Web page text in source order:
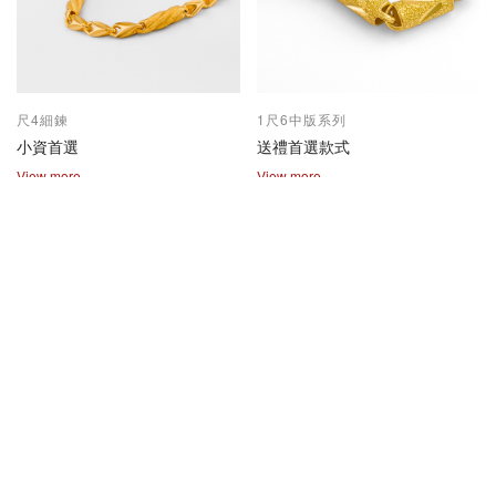
尺4細鍊
小資首選
View more
1尺6中版系列
送禮首選款式
View more